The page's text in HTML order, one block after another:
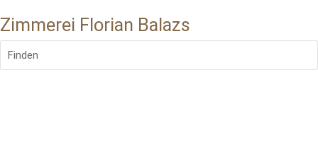
Zimmerei Florian Balazs
Finden